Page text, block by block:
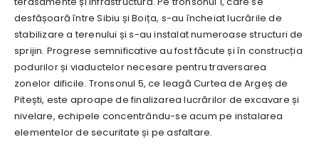
desfășoară între Sibiu și Boița, s-au încheiat lucrările de
stabilizare a terenului și s-au instalat numeroase structuri de
sprijin. Progrese semnificative au fost făcute și în construcția
podurilor și viaductelor necesare pentru traversarea
zonelor dificile. Tronsonul 5, ce leagă Curtea de Argeș de
Pitești, este aproape de finalizarea lucrărilor de excavare și
nivelare, echipele concentrându-se acum pe instalarea
elementelor de securitate și pe asfaltare.